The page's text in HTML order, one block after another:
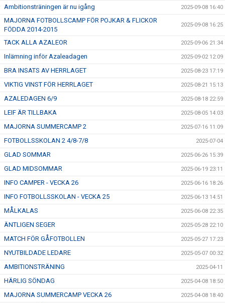
Ambitionsträningen är nu igång 2025-09-08 16:40
MAJORNA FOTBOLLSCAMP FÖR POJKAR & FLICKOR
FÖDDA 2014-2015
2025-09-08 16:25
TACK ALLA AZALEOR 2025-09-06 21:34
Inlämning inför Azaleadagen 2025-09-02 12:09
BRA INSATS AV HERRLAGET 2025-08-23 17:19
VIKTIG VINST FÖR HERRLAGET 2025-08-21 15:13
AZALEDAGEN 6/9 2025-08-18 22:59
LEIF ÄR TILLBAKA 2025-08-05 14:03
MAJORNA SUMMERCAMP 2 2025-07-16 11:09
FOTBOLLSSKOLAN 2 4/8-7/8 2025-07-04
GLAD SOMMAR 2025-06-26 15:39
GLAD MIDSOMMAR 2025-06-19 23:11
INFO CAMPER - VECKA 26 2025-06-16 18:26
INFO FOTBOLLSSKOLAN - VECKA 25 2025-06-13 14:51
MÅLKALAS 2025-06-08 22:35
ÄNTLIGEN SEGER 2025-05-28 22:10
MATCH FÖR GÅFOTBOLLEN 2025-05-27 17:23
NYUTBILDADE LEDARE 2025-05-07 00:32
AMBITIONSTRÄNING 2025-04-11
HÄRLIG SÖNDAG 2025-04-08 18:50
MAJORNA SUMMERCAMP VECKA 26 2025-04-08 18:40